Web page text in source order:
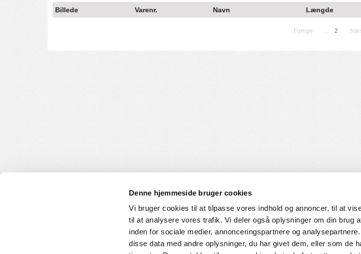
Denne hjemmeside bruger cookies
Vi bruger cookies til at tilpasse vores indhold og annoncer, til at
til at analysere vores trafik. Vi deler også oplysninger om din brug
inden for sociale medier, annonceringspartnere og
disse data med andre oplysninger, du har givet dem, eller som de
Billede Varenr. Navn Længde
Forrige ... 2
KUNDESERVICE
Handelsbetingelser
Login til